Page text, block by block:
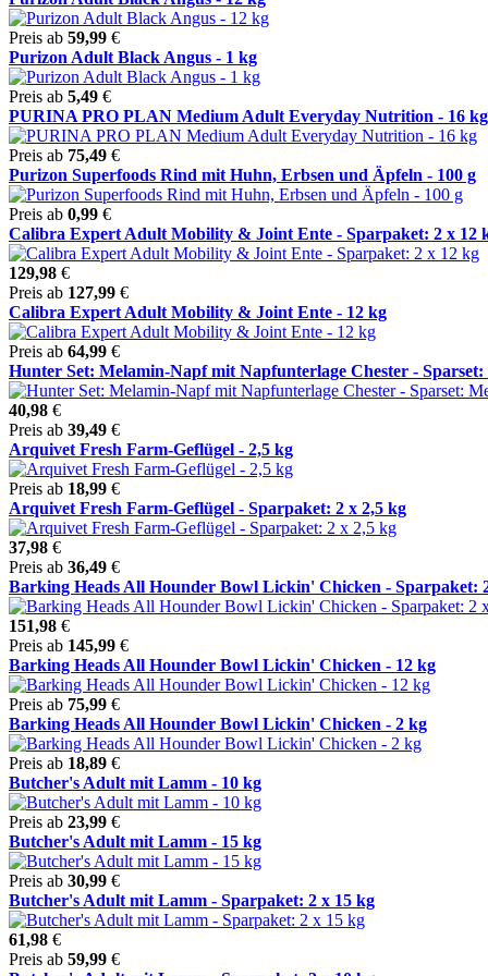
Preis ab 59,99 €
Purizon Adult Black Angus - 1 kg
Preis ab 5,49 €
PURINA PRO PLAN Medium Adult Everyday Nutrition - 16 kg
Preis ab 75,49 €
Purizon Superfoods Rind mit Huhn, Erbsen und Äpfeln - 100 g
Preis ab 0,99 €
Calibra Expert Adult Mobility & Joint Ente - Sparpaket: 2 x 12
129,98 €
Preis ab 127,99 €
Calibra Expert Adult Mobility & Joint Ente - 12 kg
Preis ab 64,99 €
Hunter Set: Melamin-Napf mit Napfunterlage Chester - Sparset:
40,98 €
Preis ab 39,49 €
Arquivet Fresh Farm-Geflügel - 2,5 kg
Preis ab 18,99 €
Arquivet Fresh Farm-Geflügel - Sparpaket: 2 x 2,5 kg
37,98 €
Preis ab 36,49 €
Barking Heads All Hounder Bowl Lickin' Chicken - Sparpaket:
151,98 €
Preis ab 145,99 €
Barking Heads All Hounder Bowl Lickin' Chicken - 12 kg
Preis ab 75,99 €
Barking Heads All Hounder Bowl Lickin' Chicken - 2 kg
Preis ab 18,89 €
Butcher's Adult mit Lamm - 10 kg
Preis ab 23,99 €
Butcher's Adult mit Lamm - 15 kg
Preis ab 30,99 €
Butcher's Adult mit Lamm - Sparpaket: 2 x 15 kg
61,98 €
Preis ab 59,99 €